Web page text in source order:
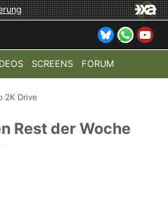
SCREENS FORUM
WARFARE 4 HALO:
2K Drive
Rest der Woche